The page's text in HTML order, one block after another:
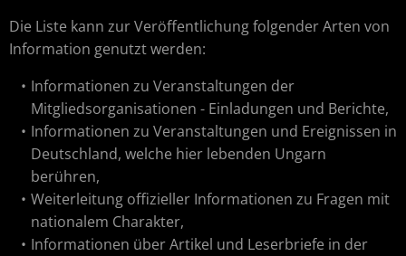
Die Liste kann zur Veröffentlichung folgender Arten von
Information genutzt werden:
Informationen zu Veranstaltungen der
Mitgliedsorganisationen - Einladungen und Berichte,
Informationen zu Veranstaltungen und Ereignissen in
Deutschland, welche hier lebenden Ungarn
berühren,
Weiterleitung offizieller Informationen zu Fragen mit
nationalem Charakter,
Informationen über Artikel und Leserbriefe in der